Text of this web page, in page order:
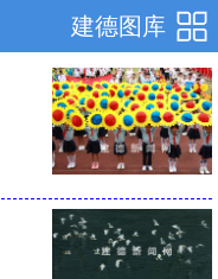
建德图库